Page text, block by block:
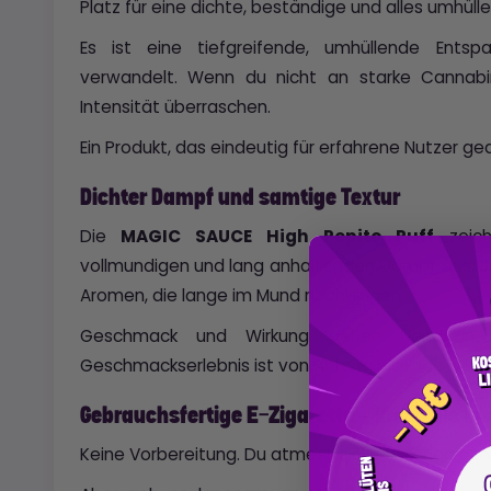
Platz für eine dichte, beständige und alles
Es ist eine tiefgreifende, umhüllende
verwandelt. Wenn du nicht an starke
Intensität überraschen.
Ein Produkt, das eindeutig für erfahrene Nutzer
Dichter Dampf und samtige Textur
Die MAGIC SAUCE High Pepito Puff
vollmundigen und lang anhaltenden Dampf aus.
Aromen, die lange im Mund nachklingen.
Geschmack und Wirkung gehen Hand in
Geschmackserlebnis ist von Anfang bis Ende
Gebrauchsfertige E-Zigarette – Kraft, die
Keine Vorbereitung. Du atmest ein, und schon